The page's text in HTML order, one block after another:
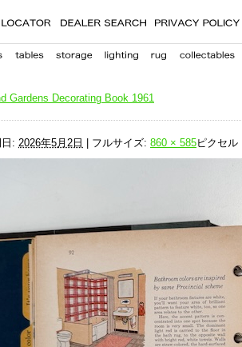
Gardens Decorating Book 1961
: 2026年5月2日 フルサイズ: 860 × 585ピクセル